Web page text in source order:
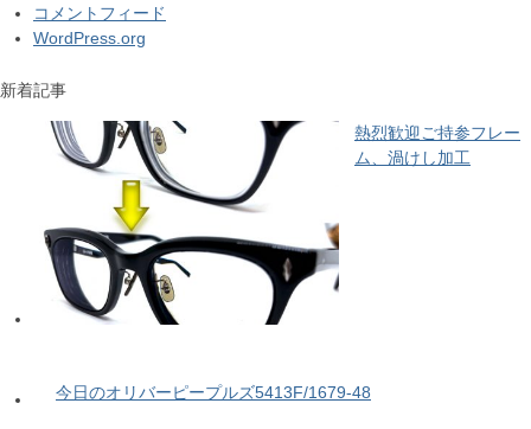
コメントフィード
WordPress.org
新着記事
熱烈歓迎ご持参フレー
ム、渦けし加工
今日のオリバーピープルズ5413F/1679-48